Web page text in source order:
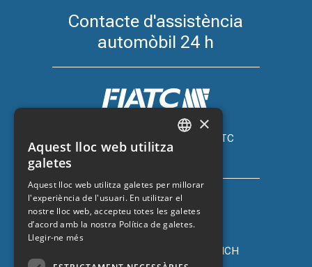
Contacte d'assistència
automòbil 24 h
Assegurança de cotxe amb FIATC
+34 918 66 98 06
Assegurança de cotxe amb ZURICH
+34 932 67 10 40
ENGLISH
FRENCH
×
Aquest lloc web utilitza
galetes
Aquest lloc web utilitza galetes per millorar
l'experiència de l'usuari. En utilitzar el
nostre lloc web, accepteu totes les galetes
d’acord amb la nostra Política de galetes.
Llegir-ne més